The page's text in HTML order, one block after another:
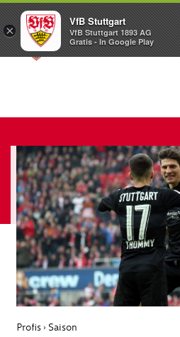
Profis › Saison
×
VfB Stuttgart
VfB Stuttgart 1893 AG
Gratis - In Google Play